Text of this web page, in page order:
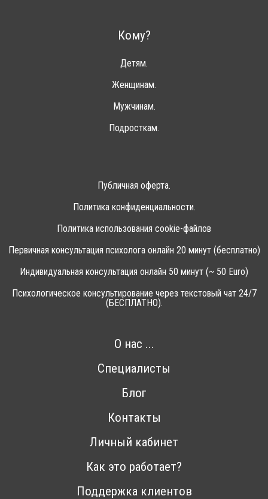
Кому?
Детям.
Женщинам.
Мужчинам.
Подросткам.
Публичная оферта.
Политика конфиденциальности.
Политика использования cookie-файлов
Первичная консультация психолога онлайн 20 минут (бесплатно)
Индивидуальная консультация онлайн 50 минут (~ 50 Euro)
Психологическое консультирование через текстовый чат 24/7
(БЕСПЛАТНО).
О нас ...
Специалисты
Блог
Контакты
Личный кабинет
Как это работает?
Поддержка клиентов